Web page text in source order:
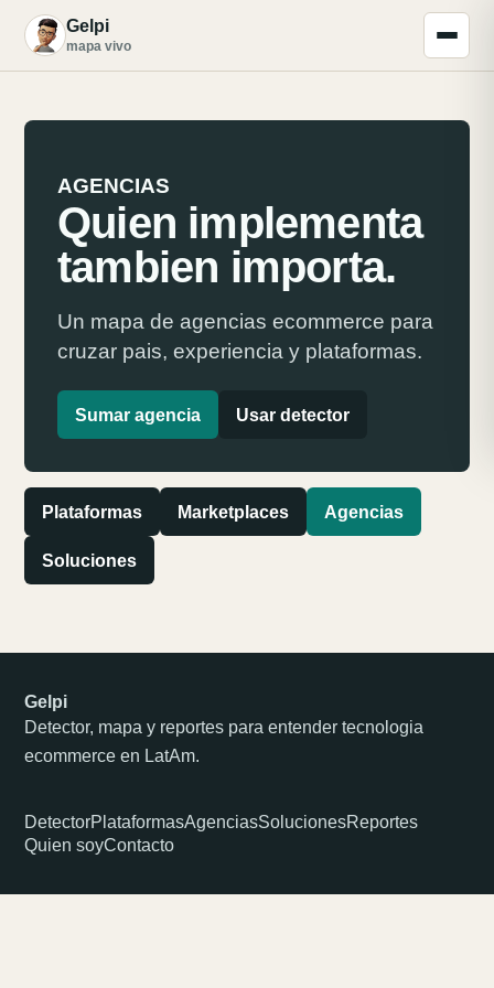
G Gelpi
mapa vivo
AGENCIAS
Quien implementa
tambien importa.
Un mapa de agencias ecommerce para
cruzar pais, experiencia y plataformas.
Sumar agencia Usar detector
Plataformas Marketplaces Agencias
Soluciones
Gelpi
Detector, mapa y reportes para entender tecnologia
ecommerce en LatAm.
DetectorPlataformasAgenciasSolucionesReportes
Quien soyContacto